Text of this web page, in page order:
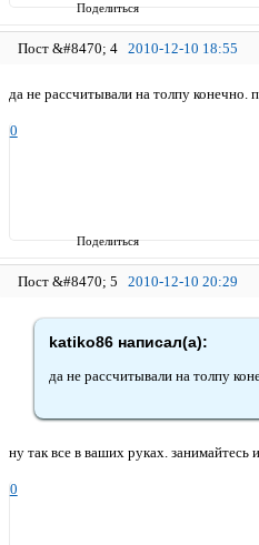
Поделиться
Поделиться
4 2010-12-10 18:55
да не рассчитывали на толпу
0
5 2010-12-10 20:29
katiko86 написал(а):
да не рассчитывали на толпу
ну так все в ваших руках. занимайтесь
0